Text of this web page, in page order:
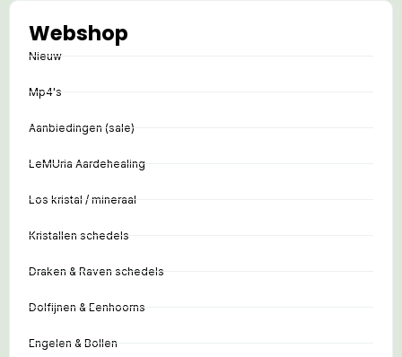
Webshop
Nieuw
Mp4's
Aanbiedingen (sale)
LeMUria Aardehealing
Los kristal / mineraal
Kristallen schedels
Draken & Raven schedels
Dolfijnen & Eenhoorns
Engelen & Bollen